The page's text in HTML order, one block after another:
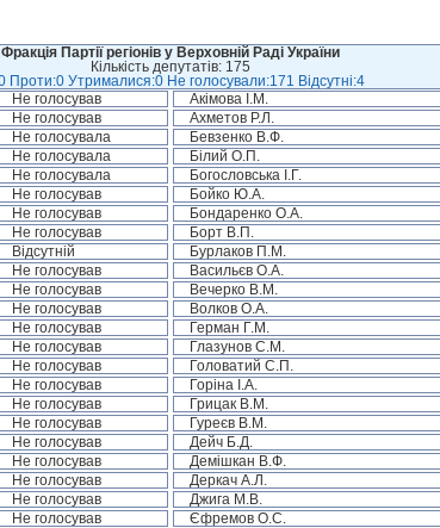
Фракція Партії регіонів у Верховній Раді України
Кількість депутатів: 175
Проти:0 Утрималися:0 Не голосували:171 Відсутні:4
Не голосував Акімова І.М.
Не голосував Ахметов Р.Л.
Не голосувала Бевзенко В.Ф.
Не голосувала Білий О.П.
Не голосувала Богословська І.Г.
Не голосував Бойко Ю.А.
Не голосував Бондаренко О.А.
Не голосував Борт В.П.
Відсутній Бурлаков П.М.
Не голосував Васильєв О.А.
Не голосував Вечерко В.М.
Не голосував Волков О.А.
Не голосував Герман Г.М.
Не голосував Глазунов С.М.
Не голосував Головатий С.П.
Не голосував Горіна І.А.
Не голосував Грицак В.М.
Не голосував Гуреєв В.М.
Не голосував Дейч Б.Д.
Не голосував Демішкан В.Ф.
Не голосував Деркач А.Л.
Не голосував Джига М.В.
Не голосував Єфремов О.С.